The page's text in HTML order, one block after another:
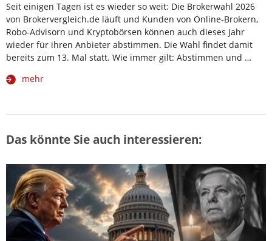
Seit einigen Tagen ist es wieder so weit: Die Brokerwahl 2026
von Brokervergleich.de läuft und Kunden von Online-Brokern,
Robo-Advisorn und Kryptobörsen können auch dieses Jahr
wieder für ihren Anbieter abstimmen. Die Wahl findet damit
bereits zum 13. Mal statt. Wie immer gilt: Abstimmen und …
mehr
Das könnte Sie auch interessieren: